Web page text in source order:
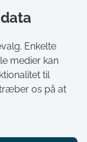
Enkelte
medier kan
til
os på at